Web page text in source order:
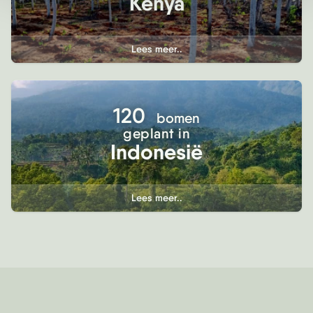
Lees meer..
120 bomen
geplant in
Indonesië
Lees meer..